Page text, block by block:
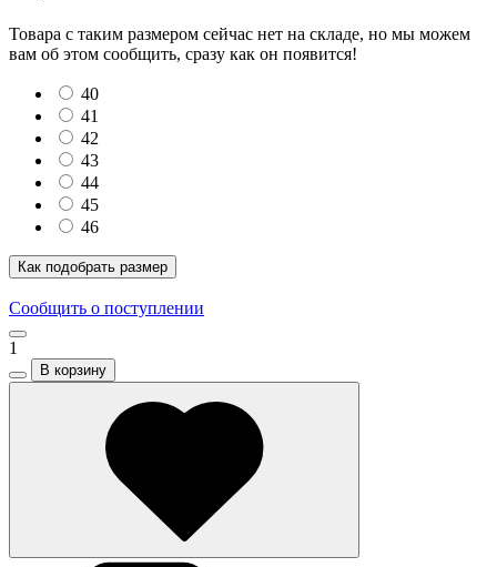
Товара с таким размером сейчас нет на складе, но мы можем
вам об этом сообщить, сразу как он появится!
40
41
42
43
44
45
46
Как подобрать размер
Сообщить о поступлении
1
В корзину